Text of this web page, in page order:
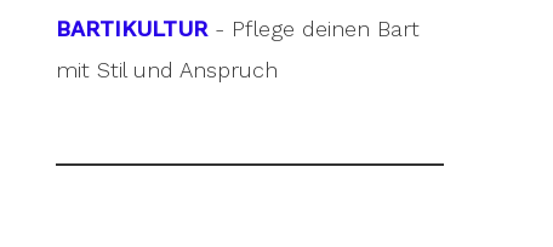
BARTIKULTUR- Pflege deinen Bart
mit Stil und Anspruch